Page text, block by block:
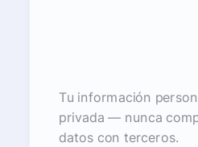
Tu información
privada — nunca
datos con terceros.